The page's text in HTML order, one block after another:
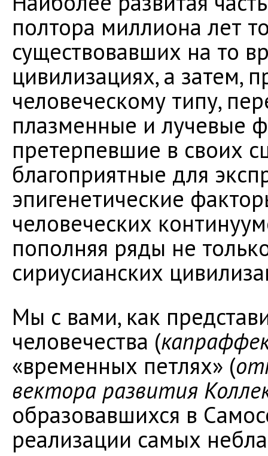
полтора миллиона лет
существовавших на то
цивилизациях, а затем,
человеческому типу,
плазменные и лучевые
претерпевшие в своих
благоприятные для
эпигенетические
человеческих
пополняя ряды не
сириусианских
Мы с вами, как
человечества (
«временных петлях» (
вектора развития
образовавшихся в
реализации самых